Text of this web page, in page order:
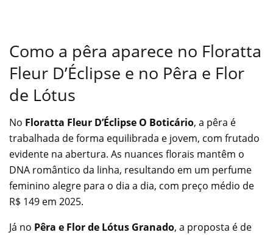
Como a pêra aparece no Floratta
Fleur D’Éclipse e no Pêra e Flor
de Lótus
No Floratta Fleur D’Éclipse O Boticário, a pêra é
trabalhada de forma equilibrada e jovem, com frutado
evidente na abertura. As nuances florais mantêm o
DNA romântico da linha, resultando em um perfume
feminino alegre para o dia a dia, com preço médio de
R$ 149 em 2025.
Já no Pêra e Flor de Lótus Granado, a proposta é de